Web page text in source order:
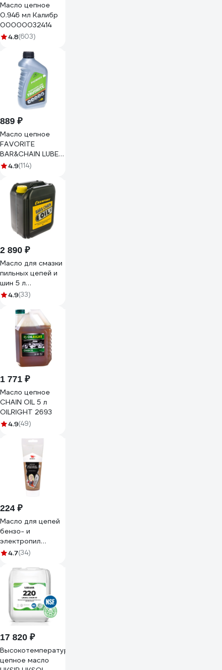
Масло цепное
0.946 мл Калибр
00000032414
4.8(603)
889 ₽
Масло цепное
FAVORITE
BAR&CHAIN LUBE
(0.946 л) PATRIOT
4.9(114)
2 890 ₽
Масло для смазки
пильных цепей и
шин 5 л
CHAMPION
4.9(33)
1 771 ₽
Масло цепное
CHAIN OIL 5 л
OILRIGHT 2693
4.9(49)
224 ₽
Масло для цепей
бензо- и
электропил
минеральное туба
9206
4.7(34)
17 820 ₽
Высокотемпературное
цепное масло